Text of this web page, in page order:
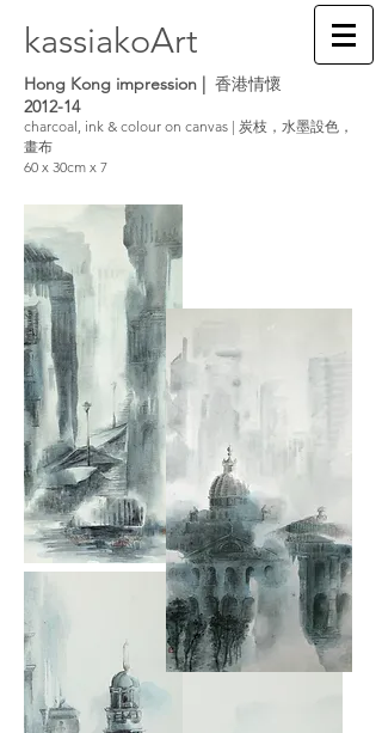
kassiakoArt
Hong Kong impression | 香港情懷
2012-14
charcoal, ink & colour on canvas | 炭枝，水墨設色，
畫布
60 x 30cm x 7